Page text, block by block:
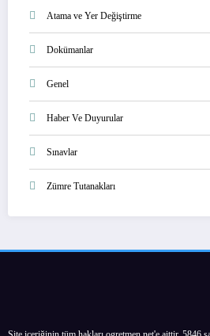
Atama ve Yer Değiştirme
Dokümanlar
Genel
Haber Ve Duyurular
Sınavlar
Zümre Tutanakları